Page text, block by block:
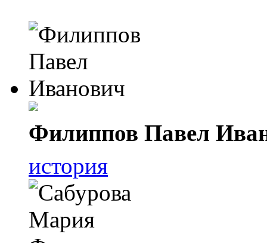
Филиппов Павел
история